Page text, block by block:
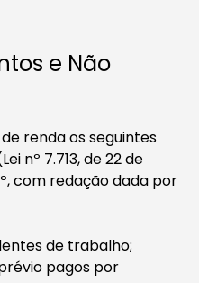
e Não
renda os seguintes
nº 7.713, de 22 de
com redação dada por
de trabalho;
pagos por